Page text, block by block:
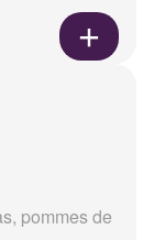
pommes de